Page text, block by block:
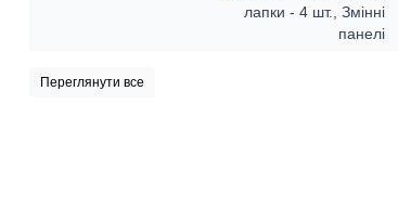
лапки - 4 шт., Змінні
панелі
Переглянути все